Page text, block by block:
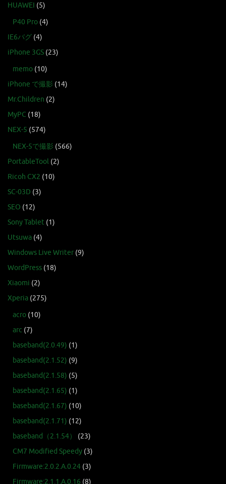
HUAWEI (5)
P40 Pro (4)
IE6バグ (4)
iPhone 3GS (23)
memo (10)
iPhone で撮影 (14)
Mr.Children (2)
MyPC (18)
NEX-5 (574)
NEX-5で撮影 (566)
PortableTool (2)
Ricoh CX2 (10)
SC-03D (3)
SEO (12)
Sony Tablet (1)
Utsuwa (4)
Windows Live Writer (9)
WordPress (18)
Xiaomi (2)
Xperia (275)
acro (10)
arc (7)
baseband(2.0.49) (1)
baseband(2.1.52) (9)
baseband(2.1.58) (5)
baseband(2.1.65) (1)
baseband(2.1.67) (10)
baseband(2.1.71) (12)
baseband（2.1.54）
(23)
CM7 Modified Speedy (3)
Firmware:2.0.2.A.0.24 (3)
Firmware:2.1.1.A.0.16 (8)